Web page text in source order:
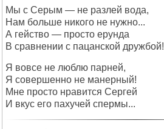
Мы с Серым — не разлей вода,
Нам больше никого не нужно...
А гейство — просто ерунда
В сравнении с пацанской дружбой!
Я вовсе не люблю парней,
Я совершенно не манерный!
Мне просто нравится Сергей
И вкус его пахучей спермы...